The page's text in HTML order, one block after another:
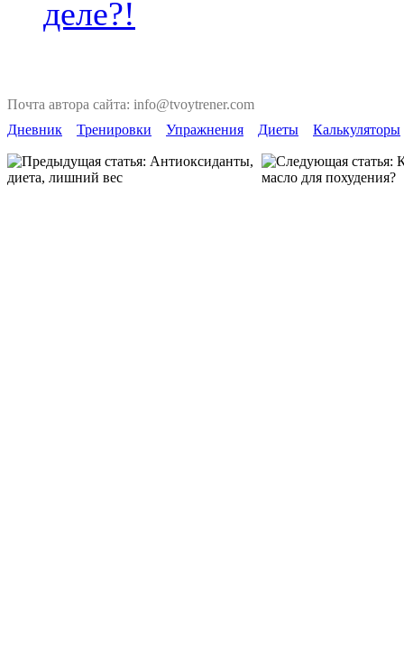
деле?!
Почта автора сайта: info@tvoytrener.com
Дневник
Тренировки Упражнения Диеты Калькуляторы